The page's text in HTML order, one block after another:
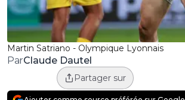
Martin Satriano - Olympique Lyonnais
ParClaude Dautel
Partager sur